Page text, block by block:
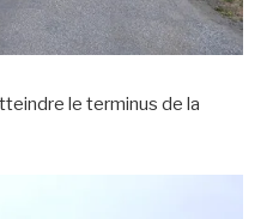
le terminus de la